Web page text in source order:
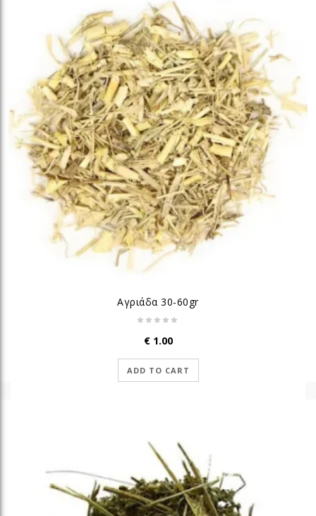
Αγριάδα 30-60gr
€1.00
ADD TO CART